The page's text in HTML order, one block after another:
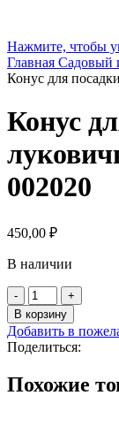
Нажмите, чтобы
Главная Садовый
Конус для
Конус
002020
450,00 ₽
В наличии
Количество
товара
Конус
для
посадки
Park
В корзину
Добавить в
Поделиться:
Похожие